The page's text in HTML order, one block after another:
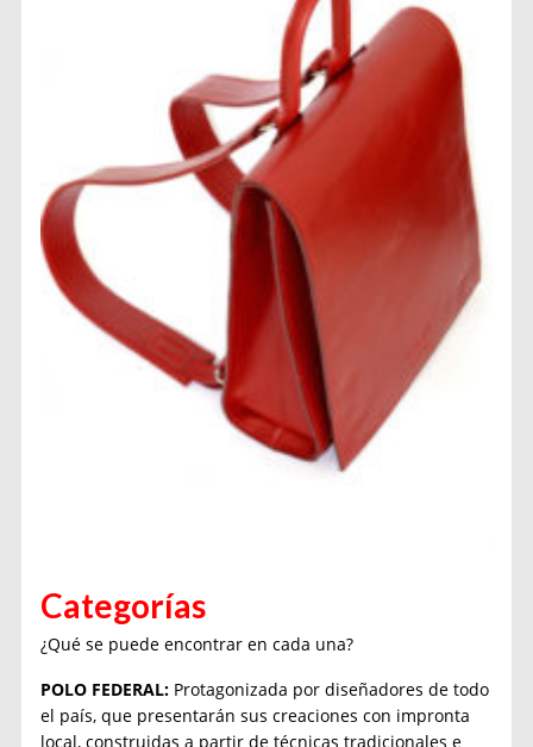
Categorías
¿Qué se puede encontrar en cada una?
POLO FEDERAL: Protagonizada por diseñadores de todo
el país, que presentarán sus creaciones con impronta
local, construidas a partir de técnicas tradicionales e